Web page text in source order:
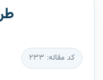
کد مقاله: 233